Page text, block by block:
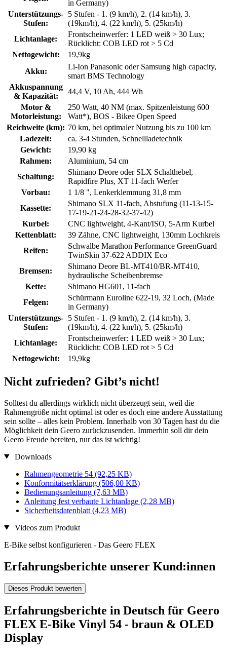
in Germany)
Unterstützungs-
Stufen:
5 Stufen - 1. (9 km/h), 2. (14 km/h), 3.
(19km/h), 4. (22 km/h), 5. (25km/h)
Lichtanlage:
Frontscheinwerfer: 1 LED weiß > 30 Lux;
Rücklicht: COB LED rot > 5 Cd
Nettogewicht:
19,9kg
Akku:
Li-Ion Panasonic oder Samsung high capacity,
smart BMS Technology
Akkuspannung
& Kapazität:
44,4 V, 10 Ah, 444 Wh
Motor &
Motorleistung:
250 Watt, 40 NM (max. Spitzenleistung 600
Watt*), BOS - Bikee Open Speed
Reichweite (km): 70 km, bei optimaler Nutzung bis zu 100 km
Ladezeit:
ca. 3-4 Stunden, Schnellladetechnik
Gewicht:
19,90 kg
Rahmen:
Aluminium, 54 cm
Schaltung:
Shimano Deore oder SLX Schalthebel,
Rapidfire Plus, XT 11-fach Werfer
Vorbau:
1 1/8 ", Lenkerklemmung 31,8 mm
Kassette:
Shimano SLX 11-fach, Abstufung (11-13-15-
17-19-21-24-28-32-37-42)
Kurbel:
CNC lightweight, 4-Kant/ISO, 5-Arm Kurbel
Kettenblatt:
39 Zähne, CNC lightweight, 130mm Lochkreis
Reifen:
Schwalbe Marathon Performance GreenGuard
TwinSkin 37-622 ADDIX Eco
Bremsen:
Shimano Deore BL-MT410/BR-MT410,
hydraulische Scheibenbremse
Kette:
Shimano HG601, 11-fach
Felgen:
Schürmann Euroline 622-19, 32 Loch, (Made
in Germany)
Unterstützungs-
Stufen:
5 Stufen - 1. (9 km/h), 2. (14 km/h), 3.
(19km/h), 4. (22 km/h), 5. (25km/h)
Lichtanlage:
Frontscheinwerfer: 1 LED weiß > 30 Lux;
Rücklicht: COB LED rot > 5 Cd
Nettogewicht:
19,9kg
Nicht zufrieden? Gibt’s nicht!
Solltest du allerdings wirklich nicht überzeugt sein, weil die
Rahmengröße nicht optimal ist oder es doch eine andere Ausstattung
sein sollte – alles kein Problem. Innerhalb von 30 Tagen hast du die
Möglichkeit dein Geero zurückzusenden. Immerhin soll dir dein
Geero Freude bereiten, nur das ist wichtig!
Downloads
Rahmengeometrie 54 (92,25 KB)
Konformitätserklärung (506,00 KB)
Bedienungsanleitung (7,63 MB)
Anleitung fest verbaute Lichtanlage (2,28 MB)
Sicherheitsdatenblatt (4,23 MB)
Videos zum Produkt
E-Bike selbst konfigurieren - Das Geero FLEX
Erfahrungsberichte unserer Kund:innen
Dieses Produkt bewerten
Erfahrungsberichte in Deutsch für Geero
FLEX E-Bike Vinyl 54 - braun & OLED
Display